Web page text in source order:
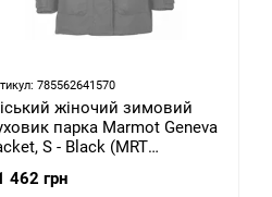
785562641570
жіночий зимовий
парка Marmot Geneva
S - Black (MRT
462 грн